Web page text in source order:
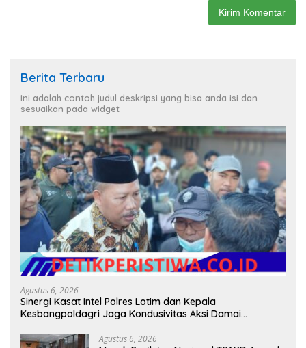
Berita Terbaru
Ini adalah contoh judul deskripsi yang bisa anda isi dan
sesuaikan pada widget
Agustus 6, 2026
Sinergi Kasat Intel Polres Lotim dan Kepala
Kesbangpoldagri Jaga Kondusivitas Aksi Damai
Agustus 6, 2026